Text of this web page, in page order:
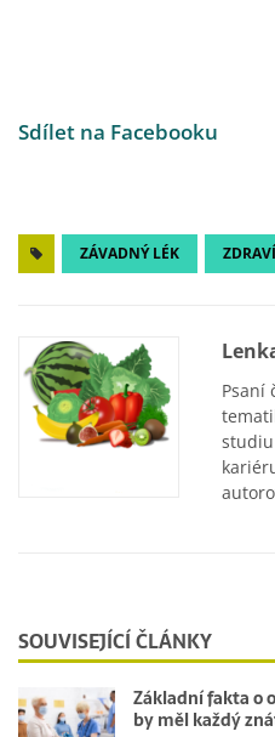
Sdílet na Facebooku
ZÁVADNÝ LÉK ZDRAVÍ
Psaní
studiu
SOUVISEJÍCÍ ČLÁNKY
Základní fakta o
by měl každý